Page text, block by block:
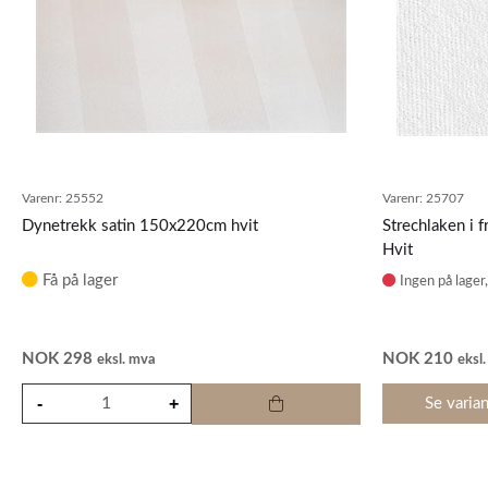
Varenr: 25552
Dynetrekk satin 150x220cm hvit
Få på lager
NOK 298 eksl. mva
Varenr: 25707
Strechlaken i
Hvit
Ingen på lager
NOK 210
Se